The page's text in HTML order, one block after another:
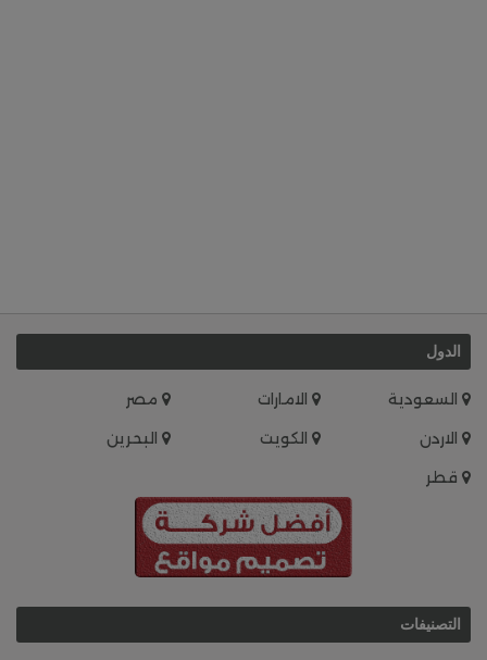
الدول
السعودية الامارات
مصر
الاردن
الكويت
البحرين
قطر
التصنيفات